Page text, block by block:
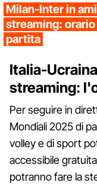
Milan-Inter in
streaming:
partita
Italia-
streaming:
Per seguire in
Mondiali 2025 di
volley e di sport
accessibile
potranno fare la